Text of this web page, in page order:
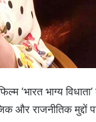
‘भारत भाग्य
और राजनीतिक